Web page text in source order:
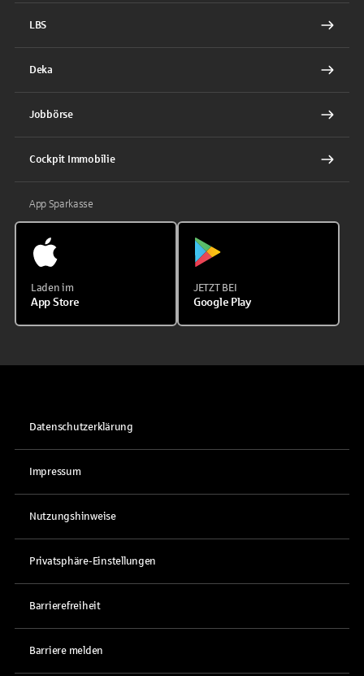
LBS
Deka
Jobbörse
Cockpit Immobilie
App Sparkasse
Laden im
App Store
JETZT BEI
Google Play
Datenschutzerklärung
Impressum
Nutzungshinweise
Privatsphäre-Einstellungen
Barrierefreiheit
Barriere melden